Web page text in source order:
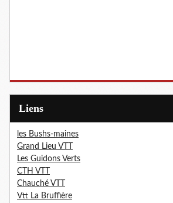
Liens
les Bushs-maines
Grand Lieu VTT
Les Guidons Verts
CTH VTT
Chauché VTT
Vtt La Bruffière